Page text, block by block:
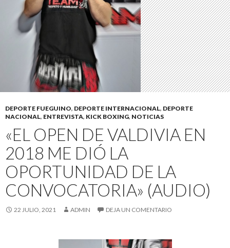
DEPORTE FUEGUINO, DEPORTE INTERNACIONAL, DEPORTE
NACIONAL, ENTREVISTA, KICK BOXING, NOTICIAS
«EL OPEN DE VALDIVIA EN
2018 ME DIÓ LA
OPORTUNIDAD DE LA
CONVOCATORIA» (AUDIO)
22 JULIO, 2021 ADMIN DEJA UN COMENTARIO